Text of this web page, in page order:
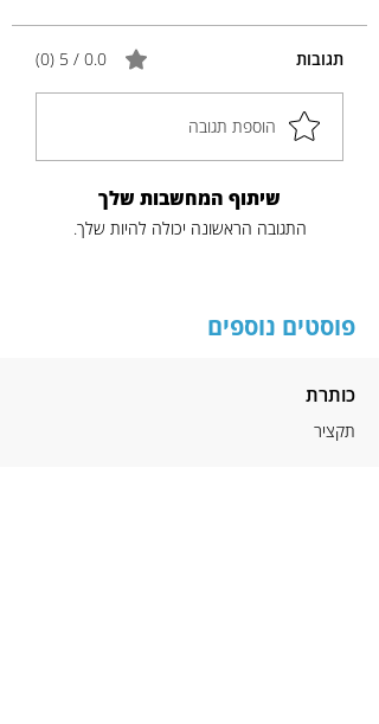
תגובות 0.0 / 5 ‏(0)
הוספת תגובה
שיתוף המחשבות שלך
התגובה הראשונה יכולה להיות שלך.
פוסטים נוספים
כותרת
תקציר